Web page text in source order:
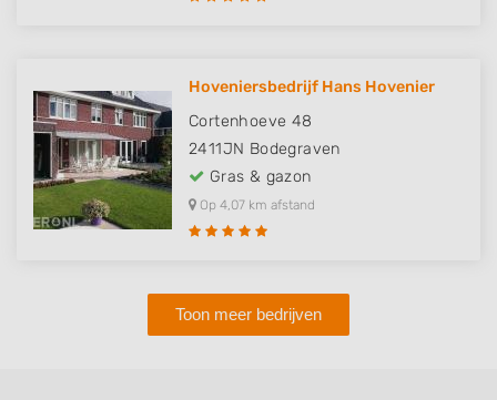
Hoveniersbedrijf Hans Hovenier
Cortenhoeve 48
2411JN Bodegraven
Gras & gazon
Op 4,07 km afstand
Toon meer bedrijven